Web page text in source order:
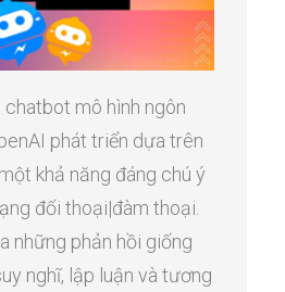
chatbot mô hình ngôn
phát triển dựa trên
khả năng đáng chú ý
đối thoại|đàm thoại.
những phản hồi giống
nghĩ, lập luận và tương